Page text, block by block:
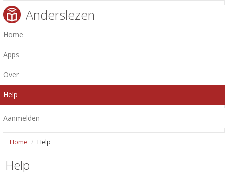
Anderslezen
Home
Apps
Over
Help
Aanmelden
Home Help
Help